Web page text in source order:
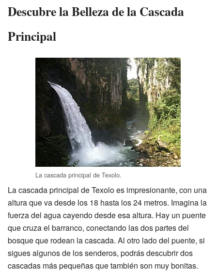
Descubre la Belleza de la Cascada
Principal
La cascada principal de Texolo.
La cascada principal de Texolo es impresionante, con una
altura que va desde los 18 hasta los 24 metros. Imagina la
fuerza del agua cayendo desde esa altura. Hay un puente
que cruza el barranco, conectando las dos partes del
bosque que rodean la cascada. Al otro lado del puente, si
sigues algunos de los senderos, podrás descubrir dos
cascadas más pequeñas que también son muy bonitas.